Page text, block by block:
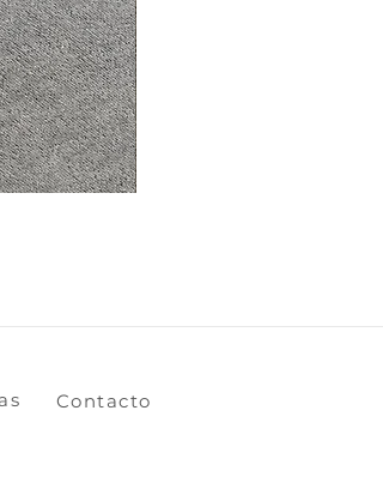
​​​​Contacto